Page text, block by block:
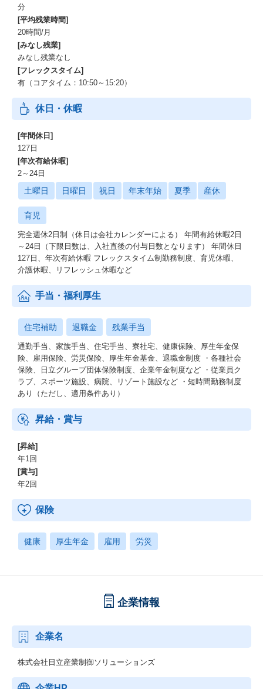
分
[平均残業時間]
20時間/月
[みなし残業]
みなし残業なし
[フレックスタイム]
有（コアタイム：10:50～15:20）
休日・休暇
[年間休日]
127日
[年次有給休暇]
2～24日
土曜日 日曜日 祝日 年末年始 夏季 産休
育児
完全週休2日制（休日は会社カレンダーによる） 年間有給休暇2日
～24日（下限日数は、入社直後の付与日数となります） 年間休日
127日、年次有給休暇 フレックスタイム制勤務制度、育児休暇、
介護休暇、リフレッシュ休暇など
手当・福利厚生
住宅補助 退職金 残業手当
通勤手当、家族手当、住宅手当、寮社宅、健康保険、厚生年金保
険、雇用保険、労災保険、厚生年金基金、退職金制度 ・各種社会
保険、日立グループ団体保険制度、企業年金制度など ・従業員ク
ラブ、スポーツ施設、病院、リゾート施設など ・短時間勤務制度
あり（ただし、適用条件あり）
昇給・賞与
[昇給]
年1回
[賞与]
年2回
保険
健康 厚生年金 雇用 労災
企業情報
企業名
株式会社日立産業制御ソリューションズ